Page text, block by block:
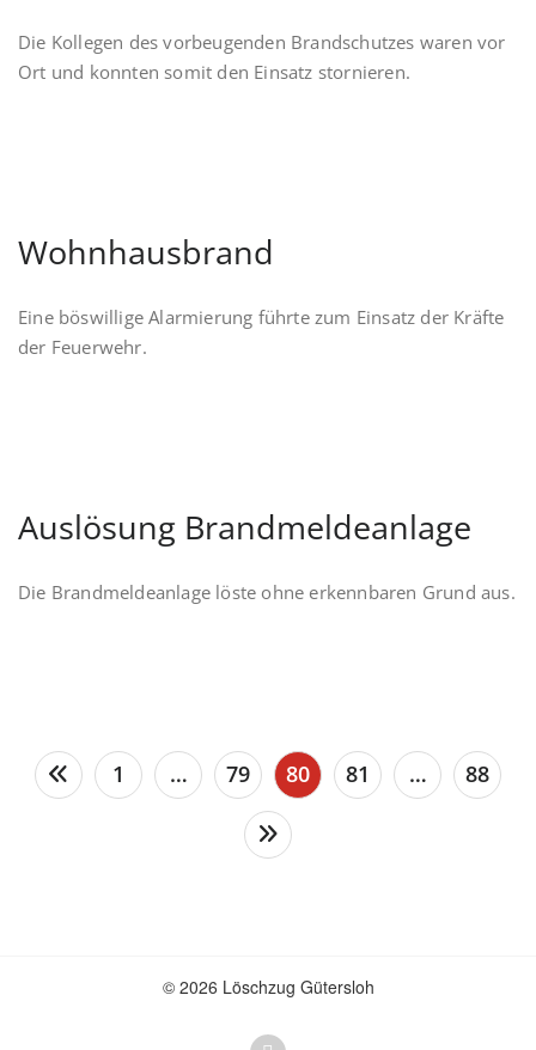
Die Kollegen des vorbeugenden Brandschutzes waren vor
Ort und konnten somit den Einsatz stornieren.
Wohnhausbrand
Eine böswillige Alarmierung führte zum Einsatz der Kräfte
der Feuerwehr.
Auslösung Brandmeldeanlage
Die Brandmeldeanlage löste ohne erkennbaren Grund aus.
Seitennummerierung
der
1 … 79 80 81 … 88
© 2026 Löschzug Gütersloh